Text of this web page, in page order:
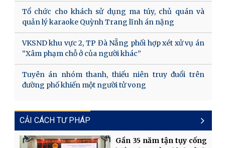
Tổ chức cho khách sử dụng ma túy, chủ quán và
quản lý karaoke Quỳnh Trang lĩnh án nặng
VKSND khu vực 2, TP Đà Nẵng phối hợp xét xử vụ án
“Xâm phạm chỗ ở của người khác”
Tuyên án nhóm thanh, thiếu niên truy đuổi trên
đường phố khiến một người tử vong
CẢI CÁCH TƯ PHÁP
Gần 35 năm tận tụy cống